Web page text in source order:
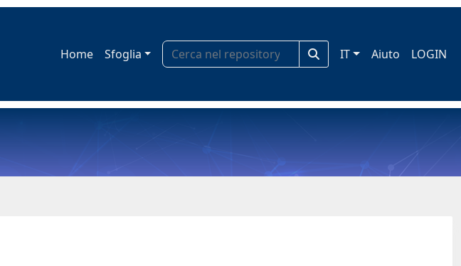
Home Sfoglia IT Aiuto LOGIN